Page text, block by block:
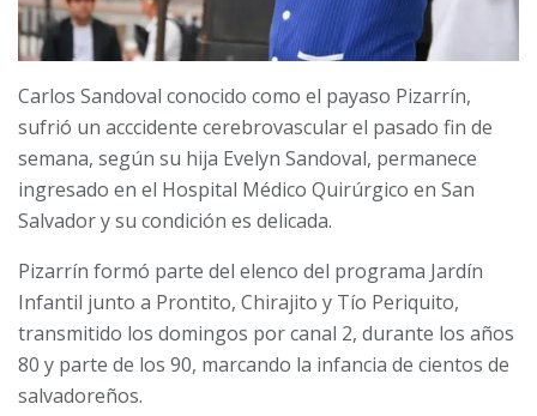
Carlos Sandoval conocido como el payaso Pizarrín,
sufrió un acccidente cerebrovascular el pasado fin de
semana, según su hija Evelyn Sandoval, permanece
ingresado en el Hospital Médico Quirúrgico en San
Salvador y su condición es delicada.
Pizarrín formó parte del elenco del programa Jardín
Infantil junto a Prontito, Chirajito y Tío Periquito,
transmitido los domingos por canal 2, durante los años
80 y parte de los 90, marcando la infancia de cientos de
salvadoreños.